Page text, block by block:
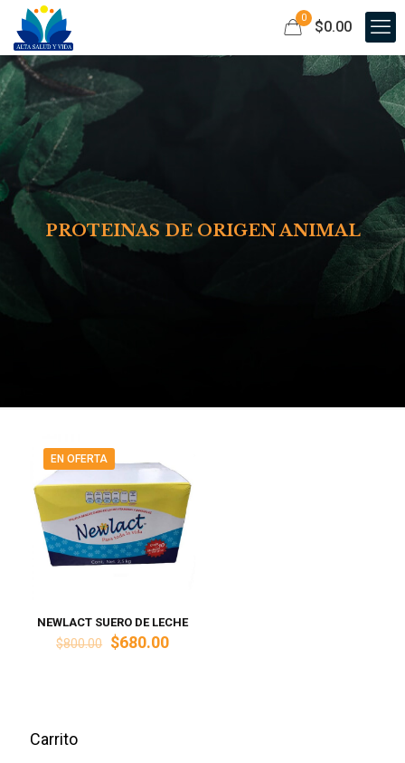
0
$0.00
PROTEINAS DE ORIGEN ANIMAL
EN OFERTA
NEWLACT SUERO DE LECHE
$800.00 El
$680.00El
Carrito